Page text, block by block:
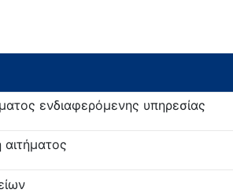
ενδιαφερόμενης υπηρεσίας